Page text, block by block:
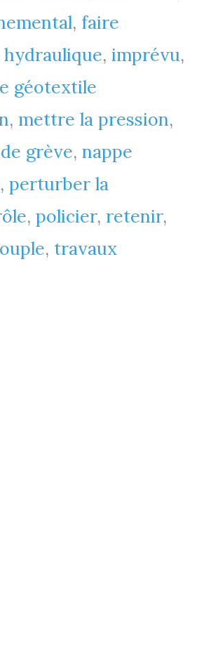
, faire
hydraulique, imprévu,
géotextile
, mettre la pression,
grève, nappe
, perturber la
, policier, retenir,
, travaux